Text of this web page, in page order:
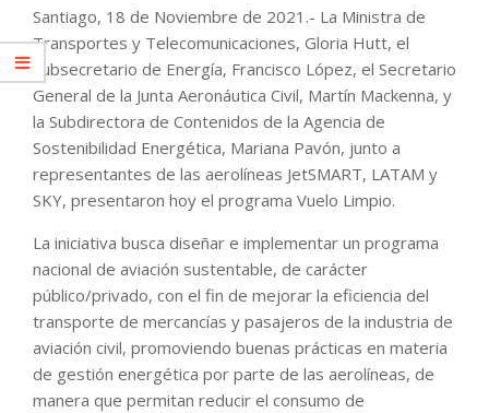
Santiago, 18 de Noviembre de 2021.- La Ministra de
Transportes y Telecomunicaciones, Gloria Hutt, el
Subsecretario de Energía, Francisco López, el Secretario
General de la Junta Aeronáutica Civil, Martín Mackenna, y
la Subdirectora de Contenidos de la Agencia de
Sostenibilidad Energética, Mariana Pavón, junto a
representantes de las aerolíneas JetSMART, LATAM y
SKY, presentaron hoy el programa Vuelo Limpio.
La iniciativa busca diseñar e implementar un programa
nacional de aviación sustentable, de carácter
público/privado, con el fin de mejorar la eficiencia del
transporte de mercancías y pasajeros de la industria de
aviación civil, promoviendo buenas prácticas en materia
de gestión energética por parte de las aerolíneas, de
manera que permitan reducir el consumo de